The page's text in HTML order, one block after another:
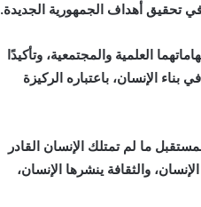
في تحقيق أهداف الجمهورية الجديدة.
العلمية والمجتمعية، وتأكيدًا
الإنسان، باعتباره الركيزة
ما لم تمتلك الإنسان القادر
والثقافة ينشرها الإنسان،